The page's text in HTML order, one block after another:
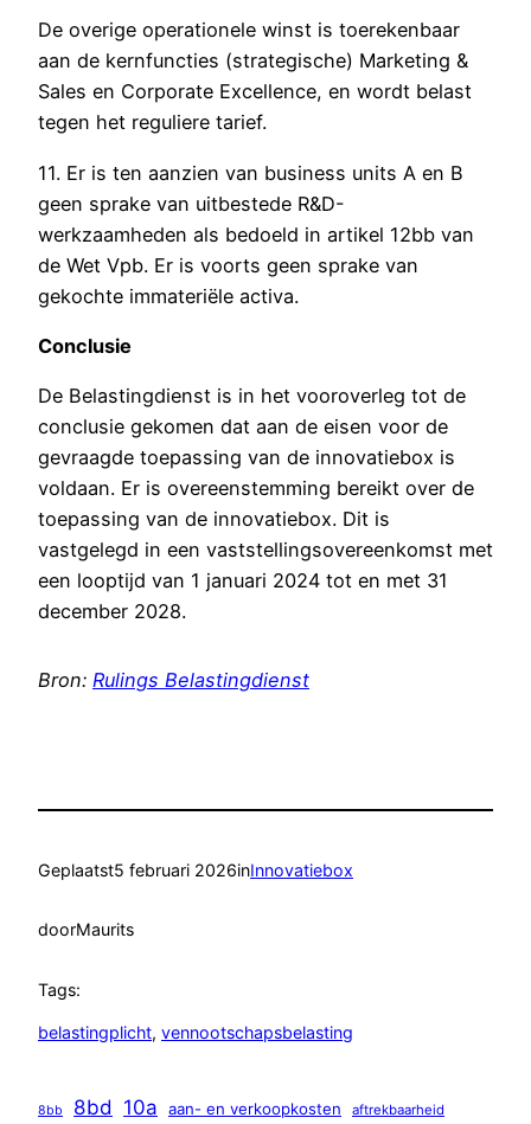
De overige operationele winst is toerekenbaar
aan de kernfuncties (strategische) Marketing &
Sales en Corporate Excellence, en wordt belast
tegen het reguliere tarief.
11. Er is ten aanzien van business units A en B
geen sprake van uitbestede R&D-
werkzaamheden als bedoeld in artikel 12bb van
de Wet Vpb. Er is voorts geen sprake van
gekochte immateriële activa.
Conclusie
De Belastingdienst is in het vooroverleg tot de
conclusie gekomen dat aan de eisen voor de
gevraagde toepassing van de innovatiebox is
voldaan. Er is overeenstemming bereikt over de
toepassing van de innovatiebox. Dit is
vastgelegd in een vaststellingsovereenkomst met
een looptijd van 1 januari 2024 tot en met 31
december 2028.
Bron: Rulings Belastingdienst
Geplaatst5 februari 2026inInnovatiebox
doorMaurits
Tags:
belastingplicht, vennootschapsbelasting
8bb 8bd 10a aan- en verkoopkosten aftrekbaarheid